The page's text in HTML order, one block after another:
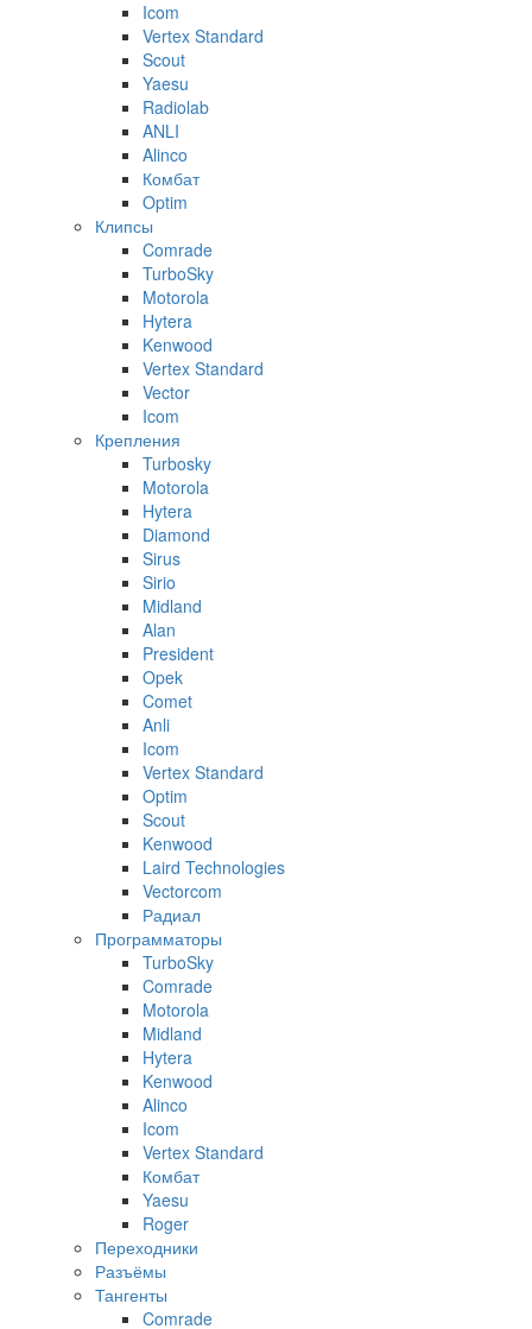
Icom
Vertex Standard
Scout
Yaesu
Radiolab
ANLI
Alinco
Комбат
Optim
Клипсы
Comrade
TurboSky
Motorola
Hytera
Kenwood
Vertex Standard
Vector
Icom
Крепления
Turbosky
Motorola
Hytera
Diamond
Sirus
Sirio
Midland
Alan
President
Opek
Comet
Anli
Icom
Vertex Standard
Optim
Scout
Kenwood
Laird Technologies
Vectorcom
Радиал
Программаторы
TurboSky
Comrade
Motorola
Midland
Hytera
Kenwood
Alinco
Icom
Vertex Standard
Комбат
Yaesu
Roger
Переходники
Разъёмы
Тангенты
Comrade